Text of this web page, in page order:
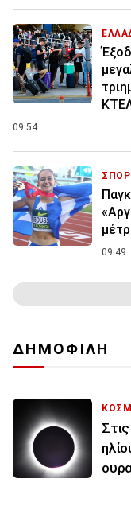
09:54
ΣΠΟΡ
09:49
ΔΗΜΟΦΙΛΗ